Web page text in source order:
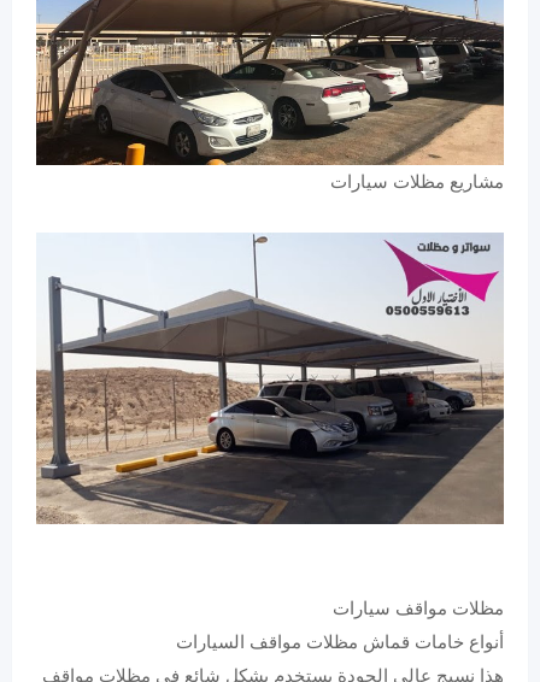
مشاريع مظلات سيارات
مظلات مواقف سيارات
أنواع خامات قماش مظلات مواقف السيارات
هذا نسيج عالي الجودة يستخدم بشكل شائع في مظلات مواقف